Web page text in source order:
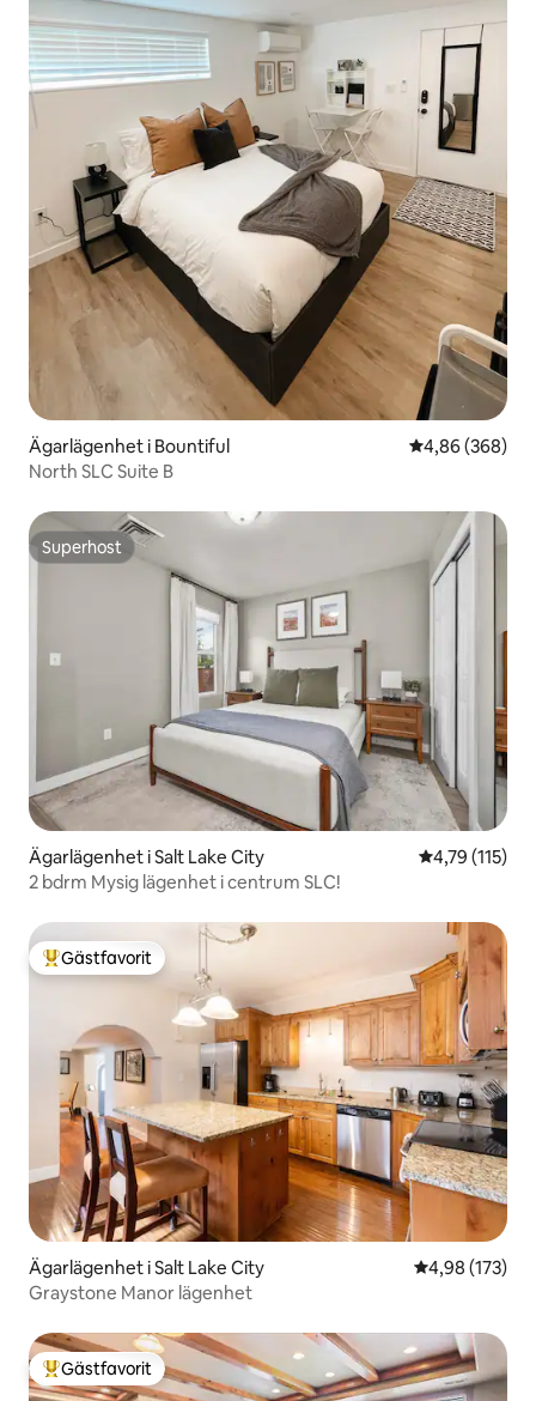
Ägarlägenhet i Bountiful 4,86 av 5 i
4,86 (368)
North SLC Suite B
Superhost
Superhost
Ägarlägenhet i Salt Lake City 4,79 av 5 i
4,79 (115)
2 bdrm Mysig lägenhet i centrum SLC!
Populär gästfavorit
Gästfavorit
Ägarlägenhet i Salt Lake City 4,98 av 5 i
4,98 (173)
Graystone Manor lägenhet
Populär gästfavorit
Gästfavorit